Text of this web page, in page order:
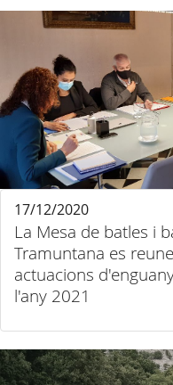
La Mesa de batles i
Tramuntana es
actuacions
l'any 2021
17/12/2020